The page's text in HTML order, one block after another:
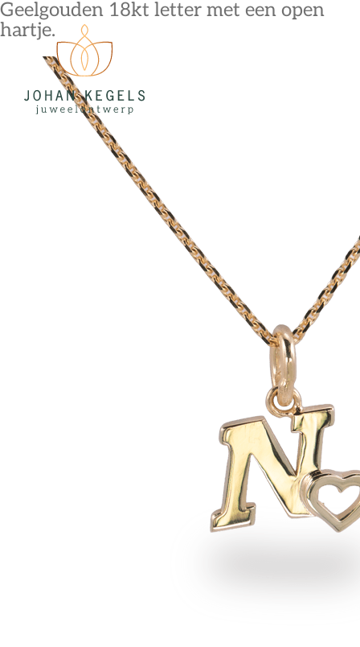
Geelgouden 18kt letter met een open
hartje.